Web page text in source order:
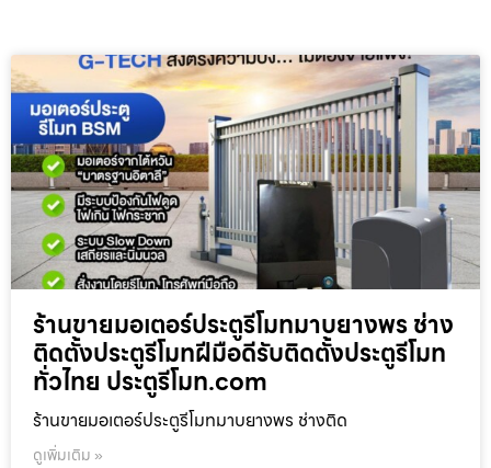
ร้านขายมอเตอร์ประตูรีโมทมาบยางพร ช่าง
ติดตั้งประตูรีโมทฝีมือดีรับติดตั้งประตูรีโมท
ทั่วไทย ประตูรีโมท.com
ร้านขายมอเตอร์ประตูรีโมทมาบยางพร ช่างติด
ดูเพิ่มเติม »